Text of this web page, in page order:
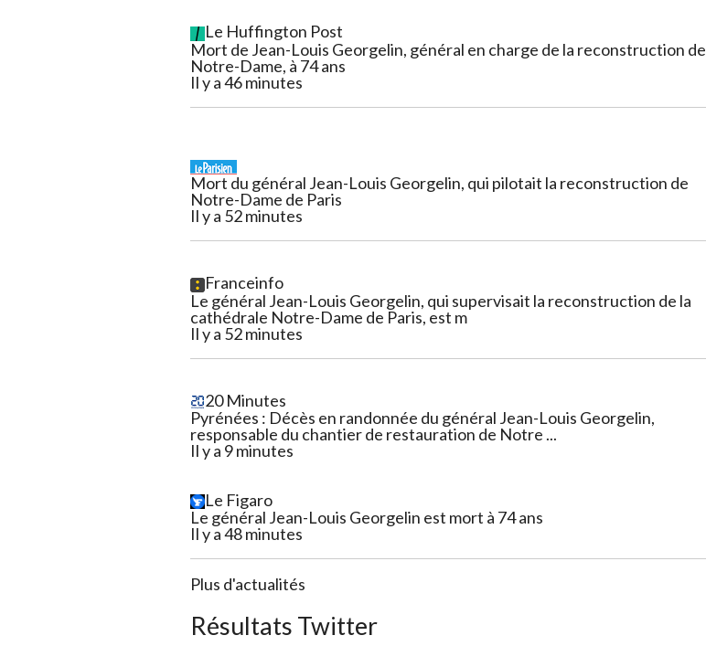
Le Huffington Post
Mort de Jean-Louis Georgelin, général en charge de la reconstruction de
Notre-Dame, à 74 ans
Il y a 46 minutes
Mort du général Jean-Louis Georgelin, qui pilotait la reconstruction de
Notre-Dame de Paris
Il y a 52 minutes
Franceinfo
Le général Jean-Louis Georgelin, qui supervisait la reconstruction de la
cathédrale Notre-Dame de Paris, est m
Il y a 52 minutes
20 Minutes
Pyrénées : Décès en randonnée du général Jean-Louis Georgelin,
responsable du chantier de restauration de Notre ...
Il y a 9 minutes
Le Figaro
Le général Jean-Louis Georgelin est mort à 74 ans
Il y a 48 minutes
Plus d'actualités
Résultats Twitter